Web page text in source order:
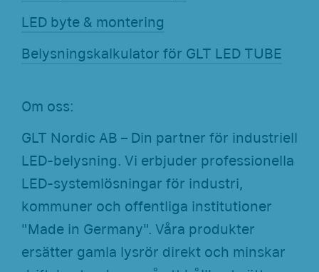
LED byte & montering
Belysningskalkulator för GLT LED TUBE
Om oss:
GLT Nordic AB – Din partner för industriell
LED-belysning. Vi erbjuder professionella
LED-systemlösningar för industri,
kommuner och offentliga institutioner
"Made in Germany". Våra produkter
ersätter gamla lysrör direkt och minskar